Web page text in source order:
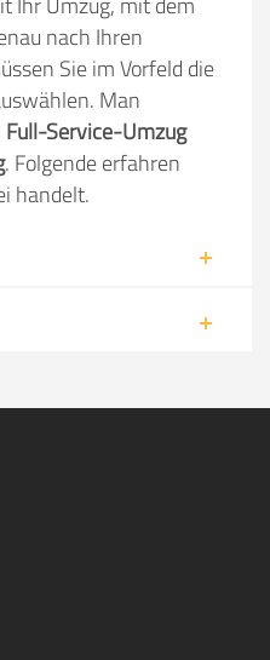
nach Ihren
Sie im Vorfeld die
Man
Full-Service-Umzug
. Folgende erfahren
handelt.